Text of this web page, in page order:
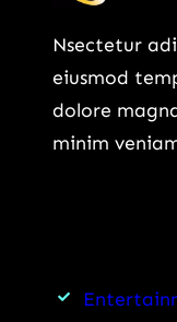
7.40
Lakh:
जानिए
पूरी
कीमत
इस
Nsectetur
eiusmod
dolore
minim